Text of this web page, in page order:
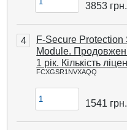
3853 грн.
4
F-Secure
Module.
1 рік. Кількість
FCXGSR1NVXAQQ
1541 грн.